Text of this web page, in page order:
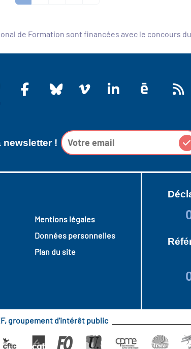
de Formation sont financées avec le concours
newsletter !
Mentions légales
Données personnelles
Plan du site
groupement d'intérêt public